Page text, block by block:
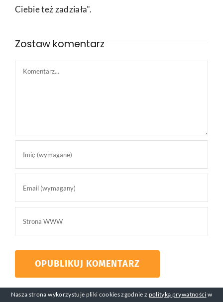
Ciebie też zadziała".
Zostaw komentarz
Comment
Nasza strona wykorzystuje pliki cookies zgodnie z polityką prywatności w